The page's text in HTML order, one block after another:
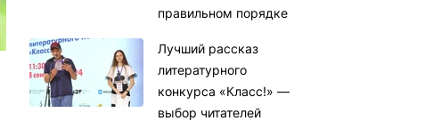
правильном порядке
Лучший рассказ
литературного
конкурса «Класс!» —
выбор читателей